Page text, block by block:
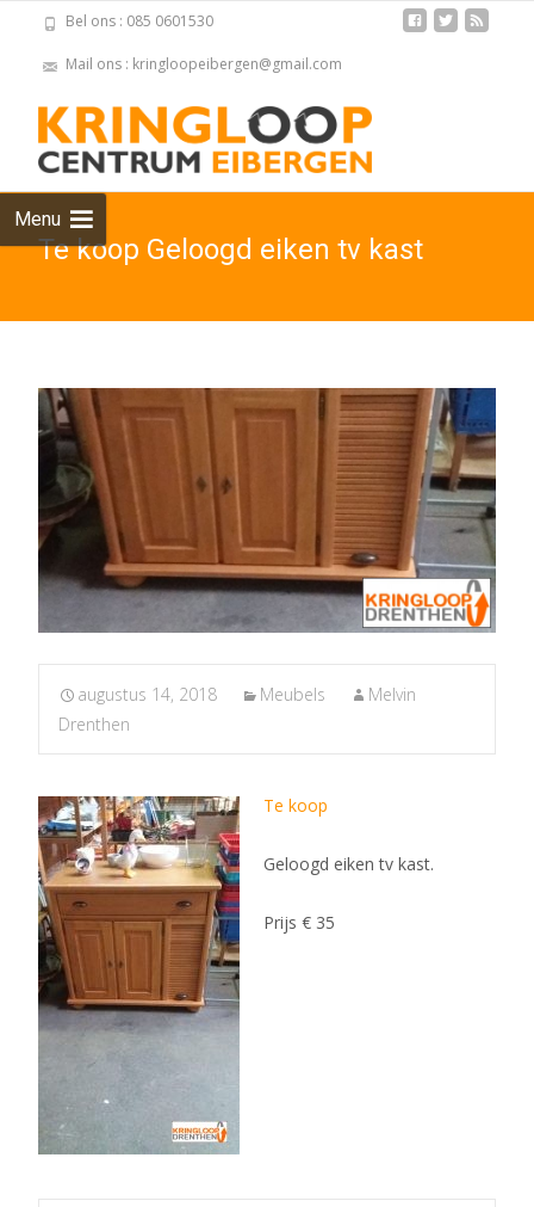
Bel ons : 085 0601530
Mail ons : kringloopeibergen@gmail.com
Menu
Te koop Geloogd eiken tv kast
augustus 14, 2018 Meubels
Melvin
Drenthen
Te koop
Geloogd eiken tv kast.
Prijs € 35